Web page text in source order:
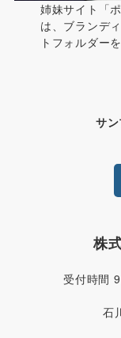
姉妹サイト「
は、ブランデ
トフォルダー
サ
株
受付時間
石